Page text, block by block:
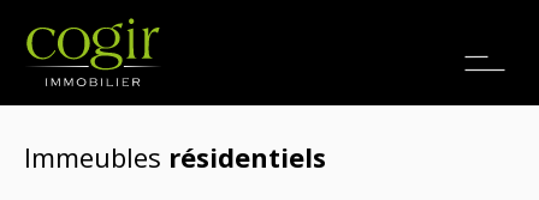
Emplois
Immeubles résidentiels